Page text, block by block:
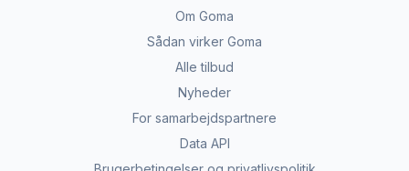
Om Goma
Sådan virker Goma
Alle tilbud
Nyheder
For samarbejdspartnere
Data API